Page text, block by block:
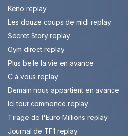
Keno replay
Les douze coups de midi replay
Secret Story replay
Gym direct replay
Plus belle la vie en avance
C à vous replay
Demain nous appartient en avance
Ici tout commence replay
Tirage de l'Euro Millions replay
Journal de TF1 replay